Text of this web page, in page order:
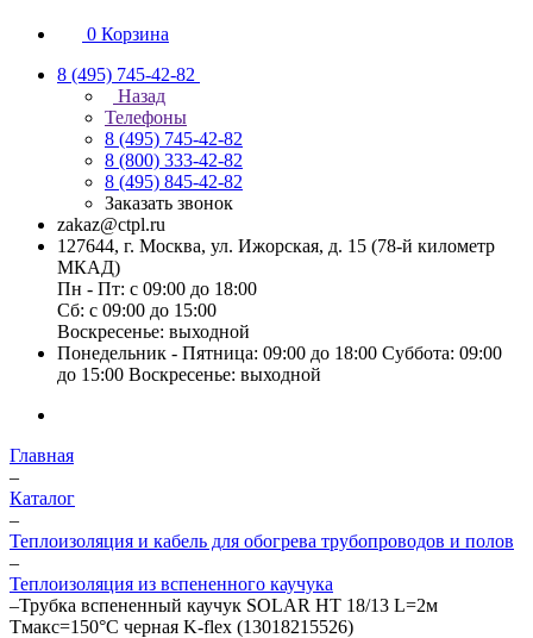
0 Корзина
8 (495) 745-42-82
Назад
Телефоны
8 (495) 745-42-82
8 (800) 333-42-82
8 (495) 845-42-82
Заказать звонок
zakaz@ctpl.ru
127644, г. Москва, ул. Ижорская, д. 15 (78-й километр
МКАД)
Пн - Пт: с 09:00 до 18:00
Сб: с 09:00 до 15:00
Воскресенье: выходной
Понедельник - Пятница: 09:00 до 18:00 Суббота: 09:00
до 15:00 Воскресенье: выходной
Главная
–
Каталог
–
Теплоизоляция и кабель для обогрева трубопроводов и полов
–
Теплоизоляция из вспененного каучука
–Трубка вспененный каучук SOLAR HT 18/13 L=2м
Тмакс=150°C черная K-flex (13018215526)